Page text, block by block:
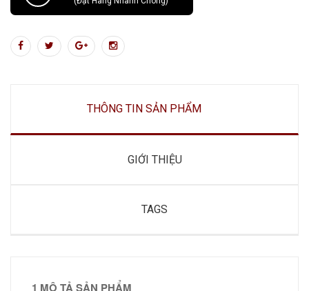
THÔNG TIN SẢN PHẨM
GIỚI THIỆU
TAGS
1 MÔ TẢ SẢN PHẨM